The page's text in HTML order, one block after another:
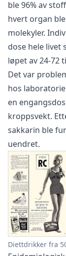
ble 96% av
hvert organ
molekyler.
dose hele livet
løpet av 24-72
Det var
hos
en
kroppsvekt.
sakkarin ble
uendret.
Diettdrikker fra